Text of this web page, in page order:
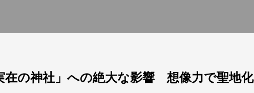
在の神社」への絶大な影響 想像力で聖地化